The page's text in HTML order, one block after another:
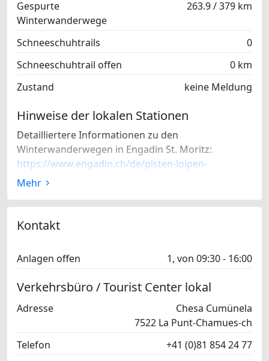
Gespurte
Winterwanderwege
263.9 / 379 km
Schneeschuhtrails
0
Schneeschuhtrail offen
0 km
Zustand
keine Meldung
Hinweise der lokalen Stationen
Detailliertere Informationen zu den
Winterwanderwegen in Engadin St. Moritz:
https://www.engadin.ch/de/pisten-loipen-
wege/winterwanderwege/
Mehr
Kontakt
Anlagen offen 1, von 09:30 - 16:00
Verkehrsbüro / Tourist Center lokal
Adresse
Chesa Cumünela
7522 La Punt-Chamues-ch
Telefon
+41 (0)81 854 24 77